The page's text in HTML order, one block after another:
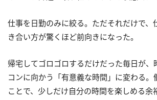
仕事を日勤のみに絞る。ただそれだけで、
き合い方が驚くほど前向きになった。
帰宅してゴロゴロするだけだった毎日が、
コンに向かう「有意義な時間」に変わる。
ことで、少しだけ自分の時間を楽しめる余